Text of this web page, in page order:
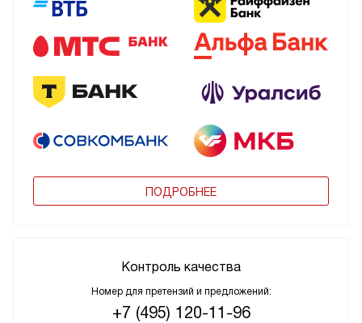
ПОДРОБНЕЕ
Контроль качества
Номер для претензий и предложений:
+7 (495) 120-11-96